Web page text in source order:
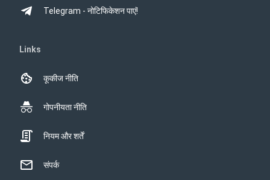
Telegram - नोटिफिकेशन पाएं!
Links
कूकीज नीति
गोपनीयता नीति
नियम और शर्तें
संपर्क